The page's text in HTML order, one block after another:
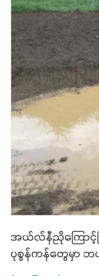
အယ်လ်နီညိုကြောင့်ဖြ
ပုစွန်ကန်တွေမှာ